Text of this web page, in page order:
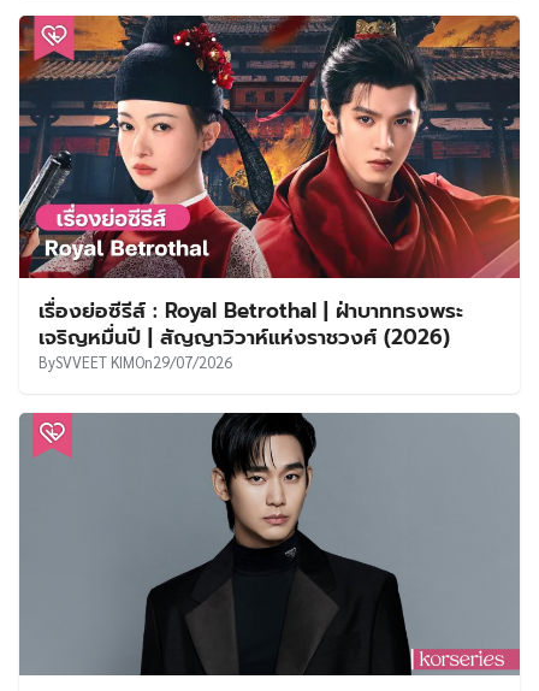
เรื่องย่อซีรีส์ : Royal Betrothal | ฝ่าบาททรงพระ
เจริญหมื่นปี | สัญญาวิวาห์แห่งราชวงศ์ (2026)
BySVVEET KIMOn29/07/2026